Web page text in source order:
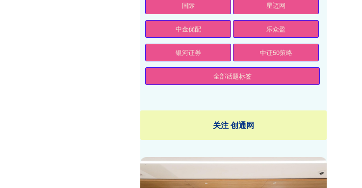
国际 星迈网
中金优配 乐众盈
银河证券 中证50策略
全部话题标签
关注 创通网